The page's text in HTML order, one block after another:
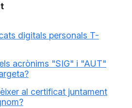
digitals personals T-
acrònims "SIG" i "AUT"
al certificat juntament